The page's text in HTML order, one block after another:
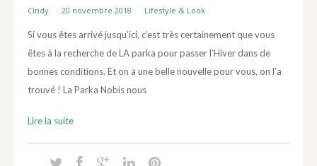
Cindy 20 novembre 2018 Lifestyle & Look
Si vous êtes arrivé jusqu’ici, c’est très certainement que vous
êtes à la recherche de LA parka pour passer l’Hiver dans de
bonnes conditions. Et on a une belle nouvelle pour vous, on l’a
trouvé ! La Parka Nobis nous
Lire la suite